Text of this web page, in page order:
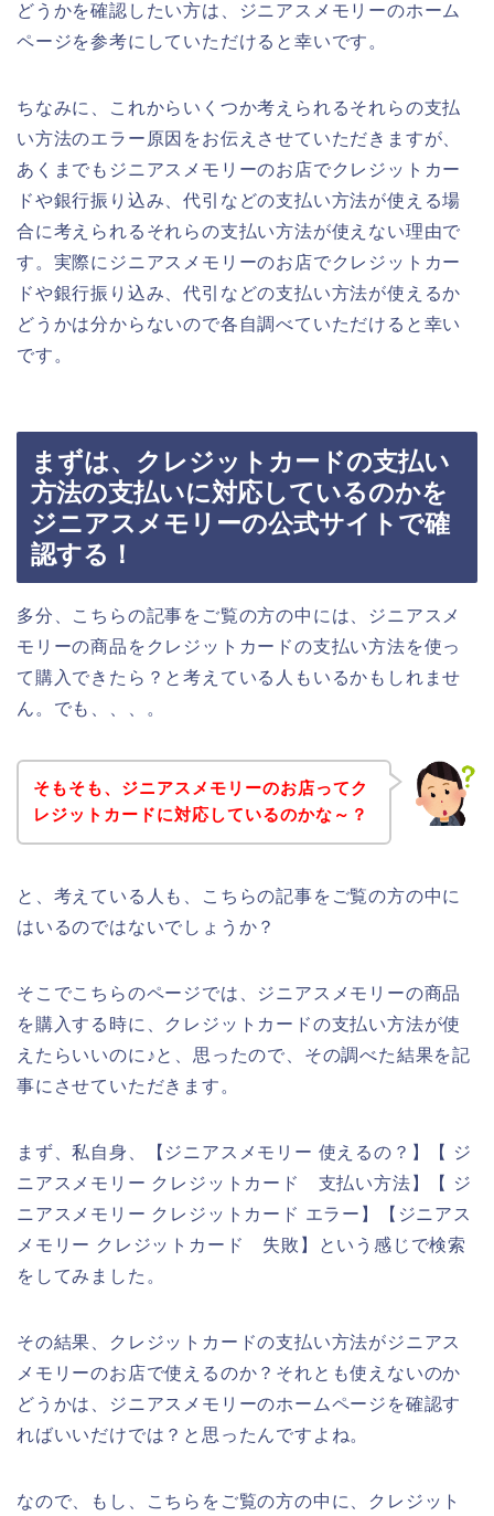
どうかを確認したい方は、ジニアスメモリーのホーム
ページを参考にしていただけると幸いです。
ちなみに、これからいくつか考えられるそれらの支払
い方法のエラー原因をお伝えさせていただきますが、
あくまでもジニアスメモリーのお店でクレジットカー
ドや銀行振り込み、代引などの支払い方法が使える場
合に考えられるそれらの支払い方法が使えない理由で
す。実際にジニアスメモリーのお店でクレジットカー
ドや銀行振り込み、代引などの支払い方法が使えるか
どうかは分からないので各自調べていただけると幸い
です。
まずは、クレジットカードの支払い
方法の支払いに対応しているのかを
ジニアスメモリーの公式サイトで確
認する！
多分、こちらの記事をご覧の方の中には、ジニアスメ
モリーの商品をクレジットカードの支払い方法を使っ
て購入できたら？と考えている人もいるかもしれませ
ん。でも、、、。
そもそも、ジニアスメモリーのお店ってク
レジットカードに対応しているのかな～？
と、考えている人も、こちらの記事をご覧の方の中に
はいるのではないでしょうか？
そこでこちらのページでは、ジニアスメモリーの商品
を購入する時に、クレジットカードの支払い方法が使
えたらいいのに♪と、思ったので、その調べた結果を記
事にさせていただきます。
まず、私自身、【ジニアスメモリー 使えるの？】【 ジ
ニアスメモリー クレジットカード 支払い方法】【 ジ
ニアスメモリー クレジットカード エラー】【ジニアス
メモリー クレジットカード 失敗】という感じで検索
をしてみました。
その結果、クレジットカードの支払い方法がジニアス
メモリーのお店で使えるのか？それとも使えないのか
どうかは、ジニアスメモリーのホームページを確認す
ればいいだけでは？と思ったんですよね。
なので、もし、こちらをご覧の方の中に、クレジット